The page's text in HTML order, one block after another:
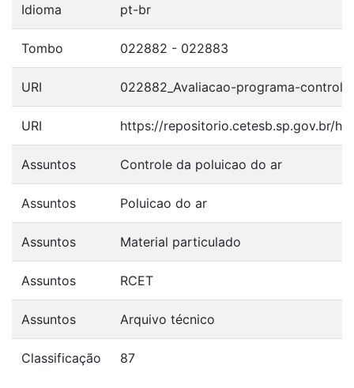
Idioma pt-br
Tombo 022882 - 022883
URI 022882_Avaliacao-programa-
URI https://repositorio.cetesb.sp.gov.br/
Assuntos Controle da poluicao do ar
Assuntos Poluicao do ar
Assuntos Material particulado
Assuntos RCET
Assuntos Arquivo técnico
Classificação 87